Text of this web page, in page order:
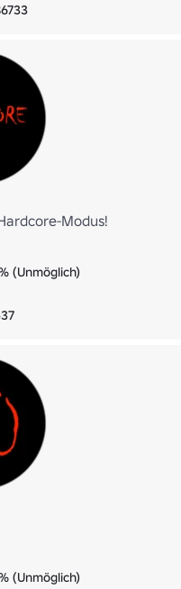
Modus!
(Unmöglich)
(Unmöglich)